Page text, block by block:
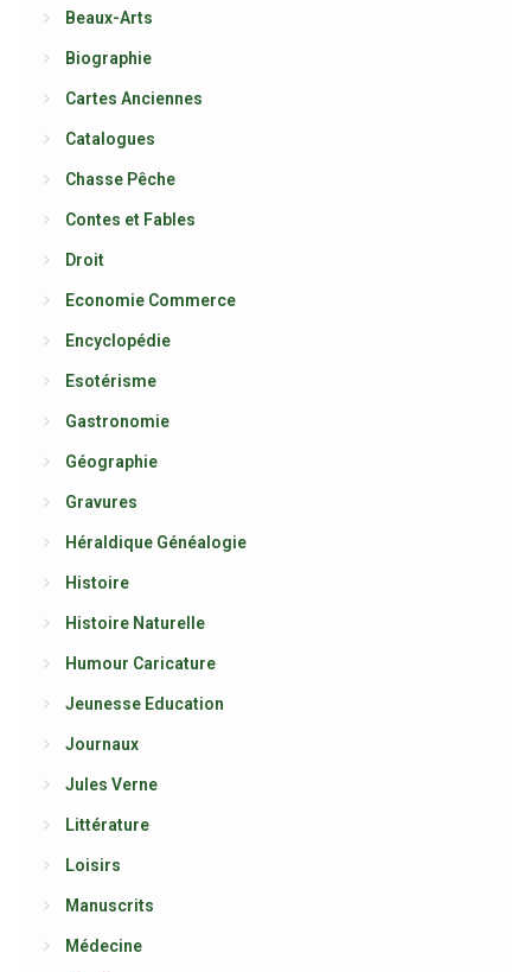
Beaux-Arts
Biographie
Cartes Anciennes
Catalogues
Chasse Pêche
Contes et Fables
Droit
Economie Commerce
Encyclopédie
Esotérisme
Gastronomie
Géographie
Gravures
Héraldique Généalogie
Histoire
Histoire Naturelle
Humour Caricature
Jeunesse Education
Journaux
Jules Verne
Littérature
Loisirs
Manuscrits
Médecine